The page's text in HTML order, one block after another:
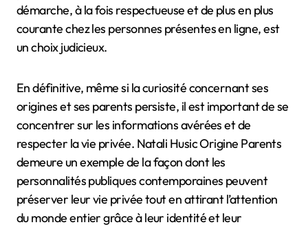
démarche, à la fois respectueuse et de plus en plus
courante chez les personnes présentes en ligne, est
un choix judicieux.
En définitive, même si la curiosité concernant ses
origines et ses parents persiste, il est important de se
concentrer sur les informations avérées et de
respecter la vie privée. Natali Husic Origine Parents
demeure un exemple de la façon dont les
personnalités publiques contemporaines peuvent
préserver leur vie privée tout en attirant l’attention
du monde entier grâce à leur identité et leur